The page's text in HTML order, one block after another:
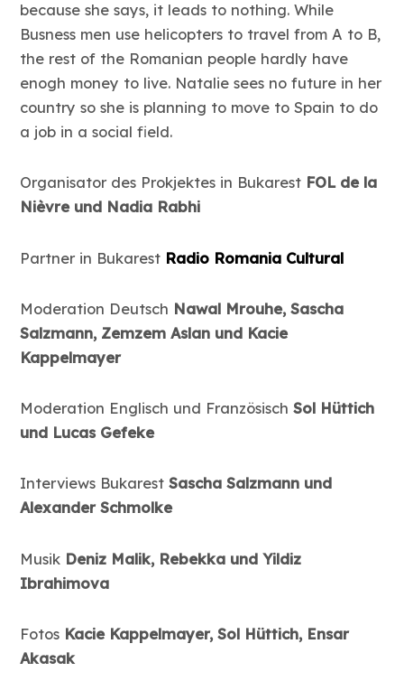
because she says, it leads to nothing. While
Busness men use helicopters to travel from A to B,
the rest of the Romanian people hardly have
enogh money to live. Natalie sees no future in her
country so she is planning to move to Spain to do
a job in a social field.
Organisator des Prokjektes in Bukarest FOL de la
Nièvre und Nadia Rabhi
Partner in Bukarest Radio Romania Cultural
Moderation Deutsch Nawal Mrouhe, Sascha
Salzmann, Zemzem Aslan und Kacie
Kappelmayer
Moderation Englisch und Französisch Sol Hüttich
und Lucas Gefeke
Interviews BukarestSascha Salzmann und
Alexander Schmolke
Musik Deniz Malik, Rebekka und Yildiz
Ibrahimova
Fotos Kacie Kappelmayer, Sol Hüttich, Ensar
Akasak